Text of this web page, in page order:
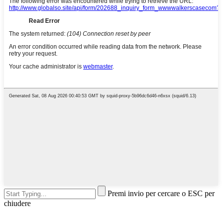
Premi invio per cercare o ESC per
chiudere